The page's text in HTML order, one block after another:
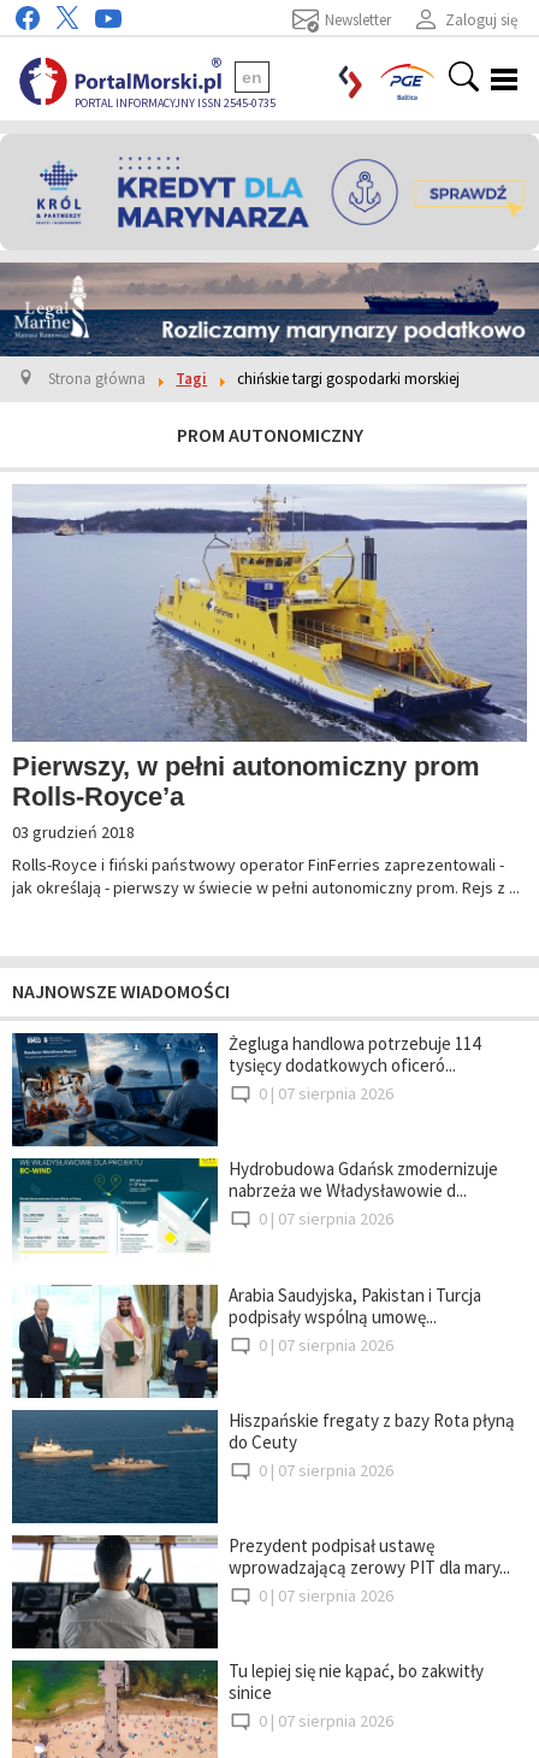
Zaloguj się
Newsletter
PORTAL INFORMACYJNY ISSN 2545-0735
en
Strona główna Tagi chińskie targi gospodarki morskiej
PROM AUTONOMICZNY
Pierwszy, w pełni autonomiczny prom
Rolls-Royce’a
03 grudzień 2018
Rolls-Royce i fiński państwowy operator FinFerries zaprezentowali -
jak określają - pierwszy w świecie w pełni autonomiczny prom. Rejs z ...
NAJNOWSZE WIADOMOŚCI
Żegluga handlowa potrzebuje 114
tysięcy dodatkowych oficeró...
0 | 07 sierpnia 2026
Hydrobudowa Gdańsk zmodernizuje
nabrzeża we Władysławowie d...
0 | 07 sierpnia 2026
Arabia Saudyjska, Pakistan i Turcja
podpisały wspólną umowę...
0 | 07 sierpnia 2026
Hiszpańskie fregaty z bazy Rota płyną
do Ceuty
0 | 07 sierpnia 2026
Prezydent podpisał ustawę
wprowadzającą zerowy PIT dla mary...
0 | 07 sierpnia 2026
Tu lepiej się nie kąpać, bo zakwitły
sinice
0 | 07 sierpnia 2026